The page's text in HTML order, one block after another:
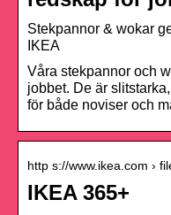
Stekpannor & wokar
IKEA
Våra stekpannor och
jobbet. De är
för både noviser och
http s://www.ikea.com ›
IKEA 365+